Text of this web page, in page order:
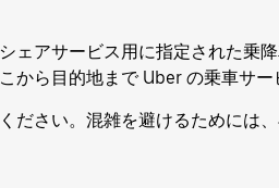
ェアサービス用に指定された乗
から目的地まで Uber の乗車サ
ださい。混雑を避けるためには